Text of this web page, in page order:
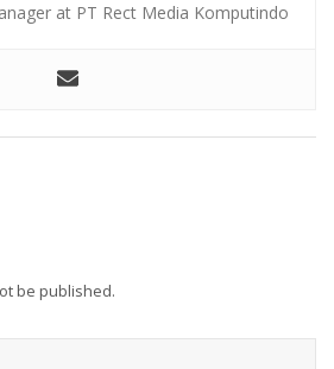
at PT Rect Media Komputindo
be published.